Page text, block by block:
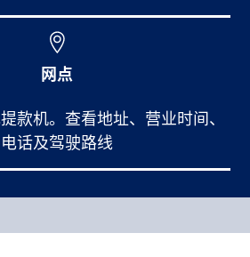
网点
款机。查看地址、营业时间、
电话及驾驶路线